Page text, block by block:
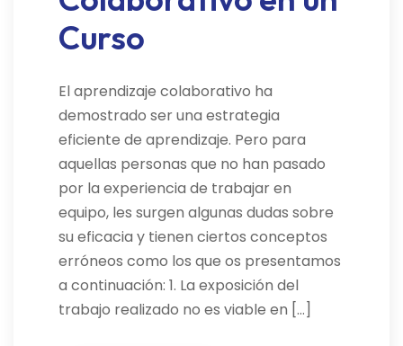
Curso
El aprendizaje colaborativo ha
demostrado ser una estrategia
eficiente de aprendizaje. Pero para
aquellas personas que no han pasado
por la experiencia de trabajar en
equipo, les surgen algunas dudas sobre
su eficacia y tienen ciertos conceptos
erróneos como los que os presentamos
a continuación: 1. La exposición del
trabajo realizado no es viable en […]